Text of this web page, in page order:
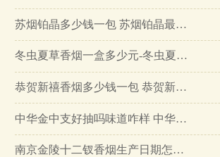
苏烟铂晶多少钱一包 苏烟铂晶最新价格…
冬虫夏草香烟一盒多少元-冬虫夏草香烟一盒多少元2025最新价格…
恭贺新禧香烟多少钱一包 恭贺新禧香烟价格表和图片…
中华金中支好抽吗味道咋样 中华金中支口感特点介绍…
南京金陵十二钗香烟生产日期怎么看 南京金陵十二钗香烟保质期…